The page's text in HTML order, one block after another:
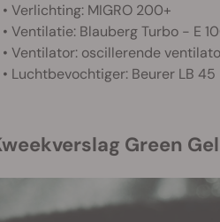
• Verlichting: MIGRO 200+
• Ventilatie: Blauberg Turbo - E
• Ventilator: oscillerende
• Luchtbevochtiger: Beurer LB 45
Kweekverslag Green